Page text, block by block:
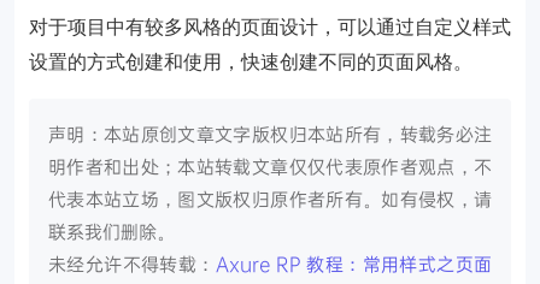
对于项目中有较多风格的页面设计，可以通过自定义样式
设置的方式创建和使用，快速创建不同的页面风格。
声明：本站原创文章文字版权归本站所有，转载务必注
明作者和出处；本站转载文章仅仅代表原作者观点，不
代表本站立场，图文版权归原作者所有。如有侵权，请
联系我们删除。
未经允许不得转载： Axure RP 教程：常用样式之页面